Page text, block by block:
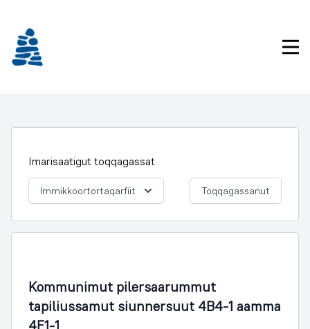
Imarisaatigut toqqagassat
Immikkoortortaqarfiit Toqqagassanut
Kommunimut pilersaarummut
tapiliussamut siunnersuut 4B4-1 aamma
4E1-1